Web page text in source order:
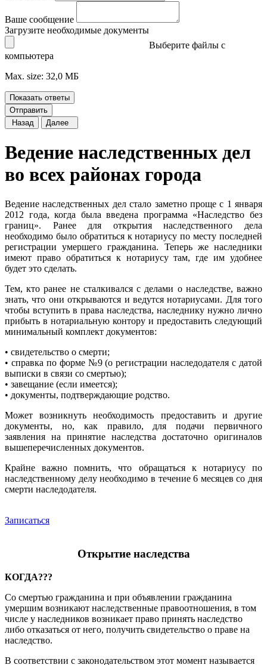
Ваше сообщение
Загрузите необходимые документы
Выберите файлы с
компьютера
Max. size: 32,0 МБ
Показать ответы
Отправить
Назад
Далее
Ведение наследственных дел
во всех районах города
Ведение наследственных дел стало заметно проще с 1 января
2012 года, когда была введена программа «Наследство без
границ». Ранее для открытия наследственного дела
необходимо было обратиться к нотариусу по месту последней
регистрации умершего гражданина. Теперь же наследники
имеют право обратиться к нотариусу там, где им удобнее
будет это сделать.
Тем, кто ранее не сталкивался с делами о наследстве, важно
знать, что они открываются и ведутся нотариусами. Для того
чтобы вступить в права наследства, наследнику нужно лично
прибыть в нотариальную контору и предоставить следующий
минимальный комплект документов:
• свидетельство о смерти;
• справка по форме №9 (о регистрации наследодателя с датой
выписки в связи со смертью);
• завещание (если имеется);
• документы, подтверждающие родство.
Может возникнуть необходимость предоставить и другие
документы, но, как правило, для подачи первичного
заявления на принятие наследства достаточно оригиналов
вышеперечисленных документов.
Крайне важно помнить, что обращаться к нотариусу по
наследственному делу необходимо в течение 6 месяцев со дня
смерти наследодателя.
Записаться
Открытие наследства
КОГДА???
Со смертью гражданина и при объявлении гражданина
умершим возникают наследственные правоотношения, в том
числе у наследников возникает право принять наследство
либо отказаться от него, получить свидетельство о праве на
наследство.
В соответствии с законодательством этот момент называется